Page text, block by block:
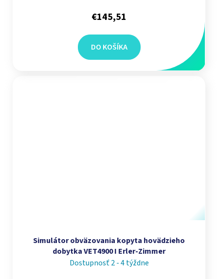
€145,51
DO KOŠÍKA
Simulátor obväzovania kopyta hovädzieho
dobytka VET4900 I Erler-Zimmer
Dostupnosť 2 - 4 týždne